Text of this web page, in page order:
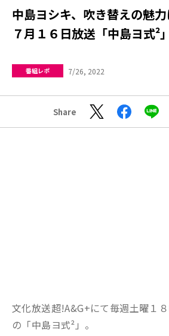
中島ヨシキ、吹き替えの魅
７月１６日放送「中島ヨ式²」
番組レポ 7/26, 2022
Share
文化放送超!A&G+にて毎週土曜１
の「中島ヨ式²」。